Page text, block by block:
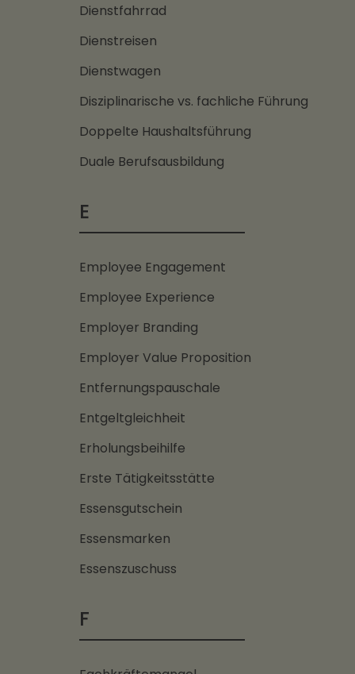
Dienstfahrrad
Dienstreisen
Dienstwagen
Disziplinarische vs. fachliche Führung
Doppelte Haushaltsführung
Duale Berufsausbildung
E
Employee Engagement
Employee Experience
Employer Branding
Employer Value Proposition
Entfernungspauschale
Entgeltgleichheit
Erholungsbeihilfe
Erste Tätigkeitsstätte
Essensgutschein
Essensmarken
Essenszuschuss
F